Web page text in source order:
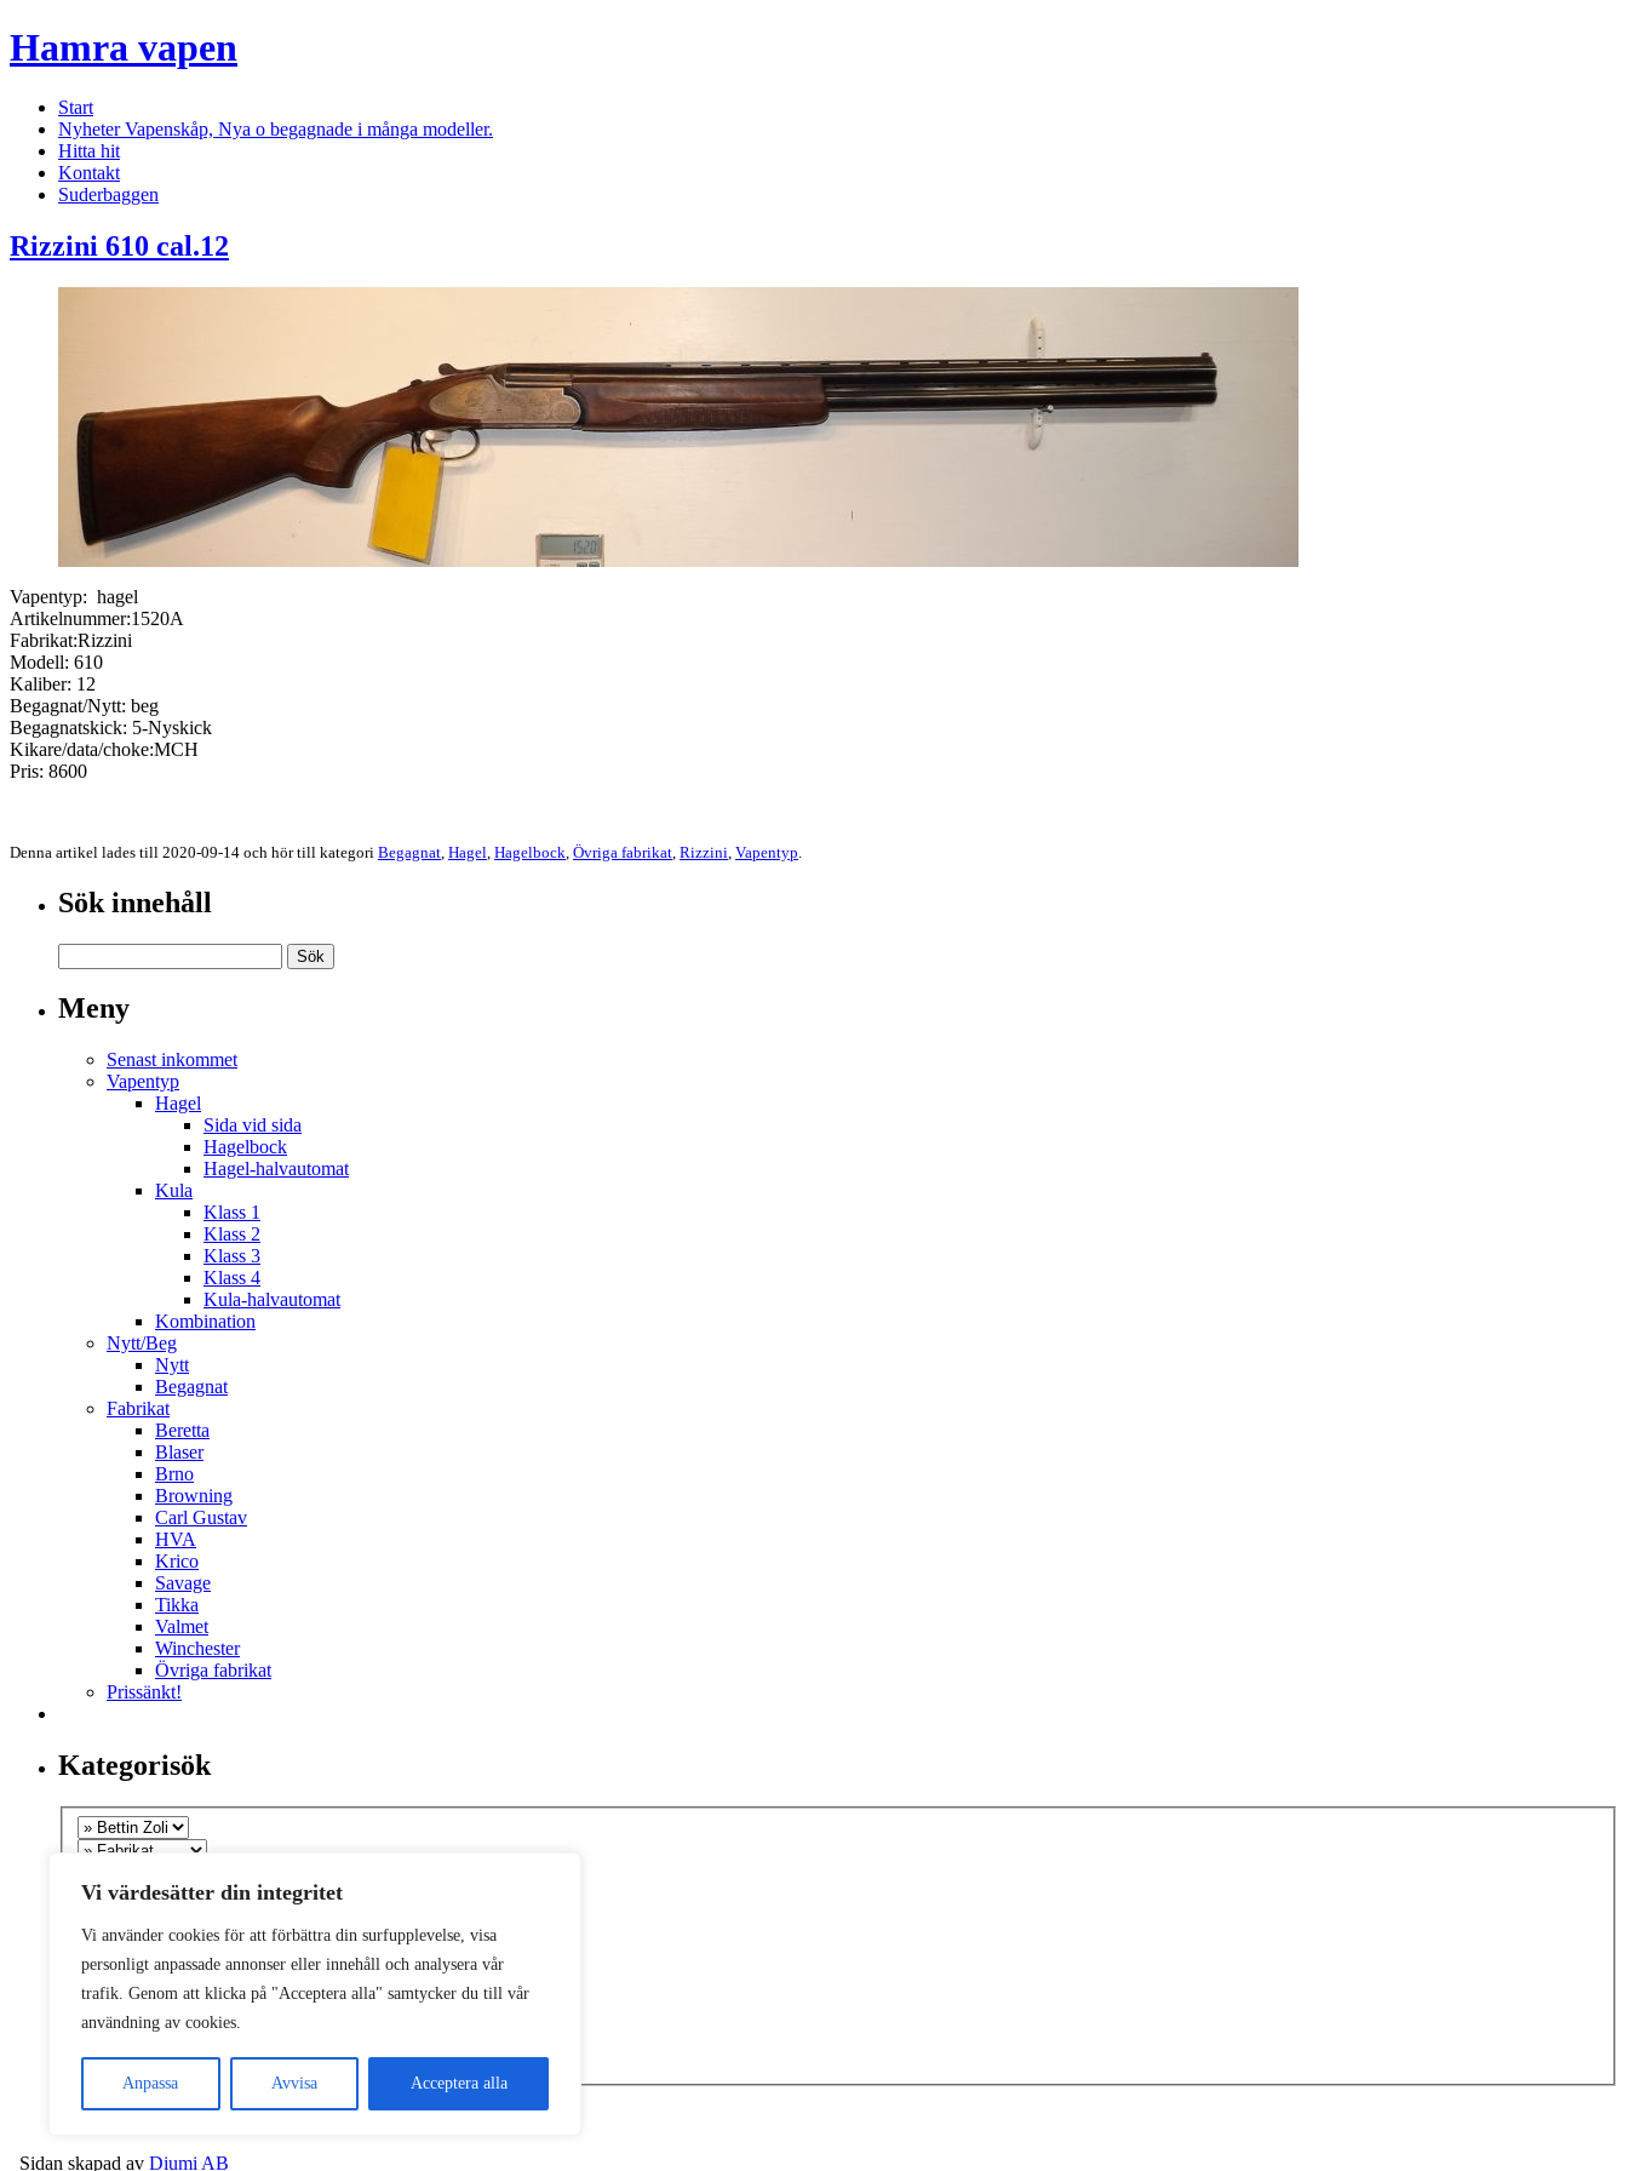
Vi värdesätter din integritet
Vi använder cookies för att förbättra din surfupplevelse, visa
personligt anpassade annonser eller innehåll och analysera vår
trafik. Genom att klicka på "Acceptera alla" samtycker du till vår
användning av cookies.
Anpassa Avvisa Acceptera alla
Hamra vapen
Start
Nyheter Vapenskåp, Nya o begagnade i många modeller.
Hitta hit
Kontakt
Suderbaggen
Rizzini 610 cal.12
Vapentyp: hagel
Artikelnummer:1520A
Fabrikat:Rizzini
Modell: 610
Kaliber: 12
Begagnat/Nytt: beg
Begagnatskick: 5-Nyskick
Kikare/data/choke:MCH
Pris: 8600
Denna artikel lades till 2020-09-14 och hör till kategori Begagnat Hagel Hagelbock Övriga fabrikat Rizzini Vapentyp
Sök innehåll
Meny
Senast inkommet
Vapentyp
Hagel
Sida vid sida
Hagelbock
Hagel-halvautomat
Kula
Klass 1
Klass 2
Klass 3
Klass 4
Kula-halvautomat
Kombination
Nytt/Beg
Nytt
Begagnat
Fabrikat
Beretta
Blaser
Brno
Browning
Carl Gustav
HVA
Krico
Savage
Tikka
Valmet
Winchester
Övriga fabrikat
Prissänkt!
Kategorisök
Sidan skapad av Diumi AB